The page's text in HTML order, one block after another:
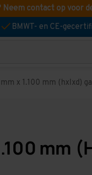
Neem contact op voor
BMWT- en CE-
x 1.100 mm (hxlxd)
mm